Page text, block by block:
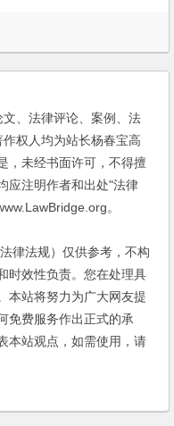
、法律评论、案例、法
权人均为站长杨春宝高
，未经书面许可，不得擅
应注明作者和出处"法律
。
法规）仅供参考，不构
时效性负责。您在处理具
本站将努力为广大网友提
免费服务作出正式的承
本站观点，如需使用，请